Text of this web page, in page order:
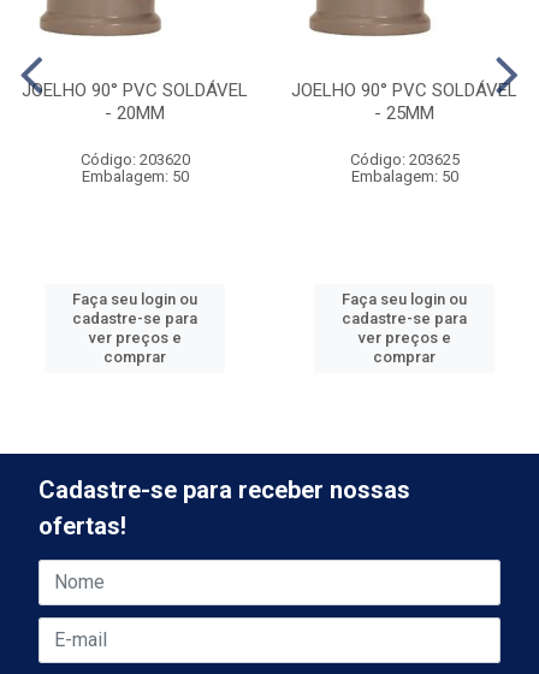
JOELHO 90° PVC SOLDÁVEL
- 20MM
Código: 203620
Embalagem: 50
Faça seu login ou
cadastre-se para
ver preços e
comprar
JOELHO 90° PVC SOLDÁVEL
- 25MM
Código: 203625
Embalagem: 50
Faça seu login ou
cadastre-se para
ver preços e
comprar
Cadastre-se para receber nossas
ofertas!